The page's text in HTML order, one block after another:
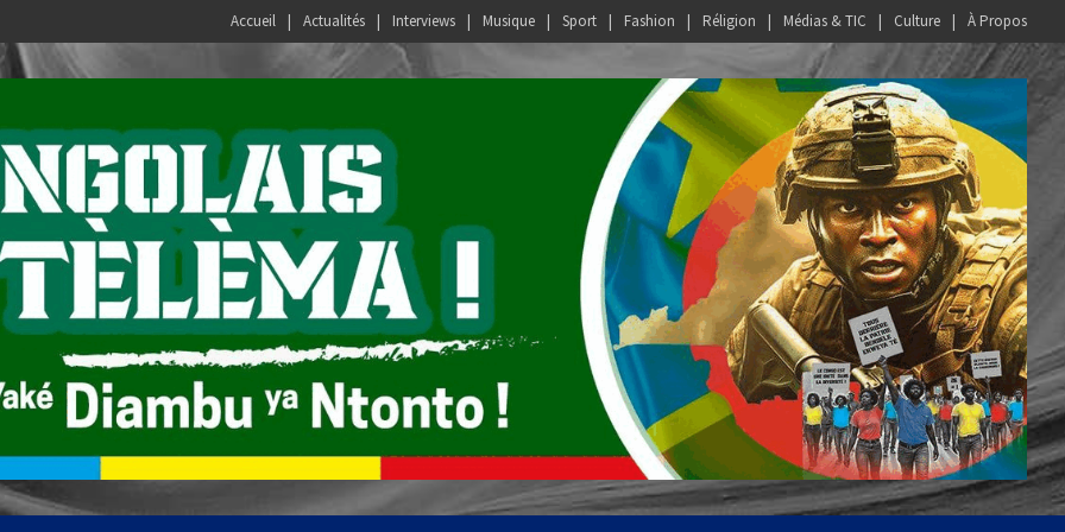
Accueil Actualités Interviews Musique Sport Fashion Réligion Médias & TIC Culture À Propos